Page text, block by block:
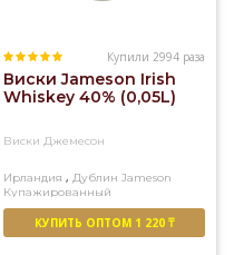
Купили 2994 раза
Виски Jameson Irish
Whiskey 40% (0,05L)
Виски Джемесон
Ирландия , Дублин Jameson
Купажированный
КУПИТЬ ОПТОМ 1 220 ₸